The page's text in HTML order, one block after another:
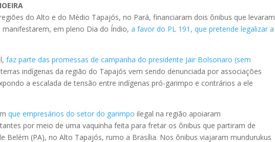
do Alto e do Médio Tapajós, no Pará, financiaram dois ônibus que levaram
manifestarem, em pleno Dia do Índio,a favor do PL 191, que pretende legalizar a
faz parte das promessas de campanha do presidente Jair Bolsonaro (sem
indígenas da região do Tapajós vem sendo denunciada por associações
a escalada de tensão entre indígenas pró-garimpo e contrários a ele
que empresários do setor do garimpoilegal na região apoiaram
por meio de uma vaquinha feita para fretar os ônibus que partiram de
Belém (PA), no Alto Tapajós, rumo a Brasília. Nos ônibus viajaram mundurukus